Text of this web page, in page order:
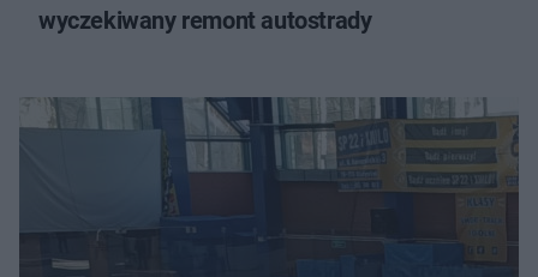
wyczekiwany remont autostrady